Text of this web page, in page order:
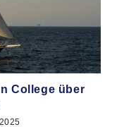
College über